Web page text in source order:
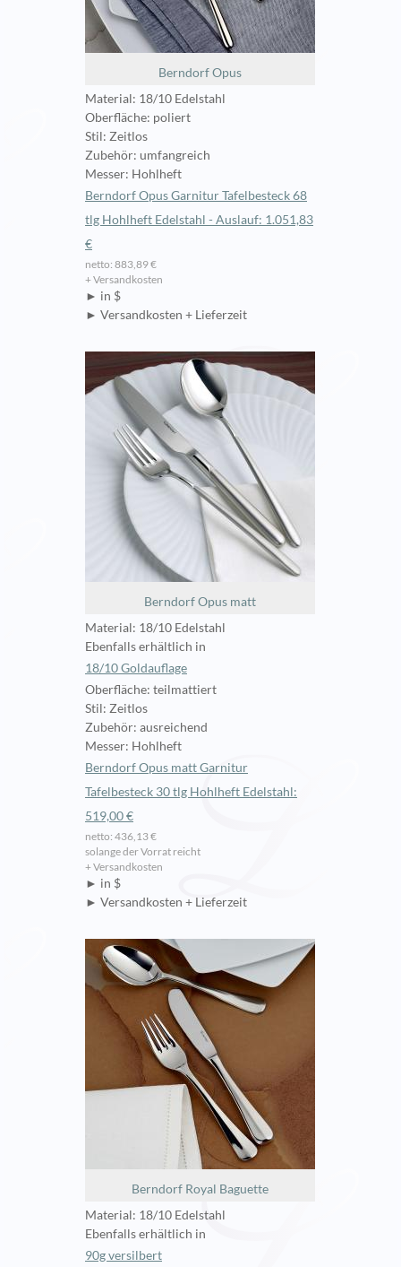
Berndorf Opus
Material: 18/10 Edelstahl
Oberfläche: poliert
Stil: Zeitlos
Zubehör: umfangreich
Messer: Hohlheft
Berndorf Opus Garnitur Tafelbesteck 68
tlg Hohlheft Edelstahl - Auslauf: 1.051,83
€
netto: 883,89 €
+ Versandkosten
► in $
► Versandkosten + Lieferzeit
Berndorf Opus matt
Material: 18/10 Edelstahl
Ebenfalls erhältlich in
18/10 Goldauflage
Oberfläche: teilmattiert
Stil: Zeitlos
Zubehör: ausreichend
Messer: Hohlheft
Berndorf Opus matt Garnitur
Tafelbesteck 30 tlg Hohlheft Edelstahl:
519,00 €
netto: 436,13 €
solange der Vorrat reicht
+ Versandkosten
► in $
► Versandkosten + Lieferzeit
Berndorf Royal Baguette
Material: 18/10 Edelstahl
Ebenfalls erhältlich in
90g versilbert